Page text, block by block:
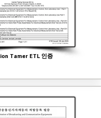
Tamer ETL 인증